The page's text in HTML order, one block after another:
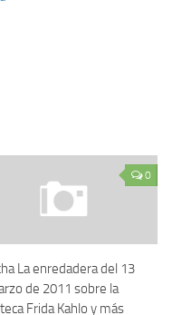
0
La enredadera del 13
de 2011 sobre la
Frida Kahlo y más